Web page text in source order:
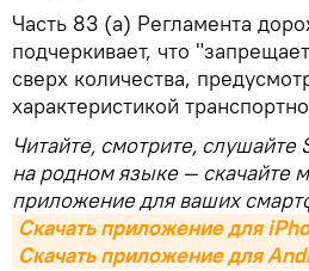
Часть 83 (а) Регламента
подчеркивает, что
сверх количества,
характеристикой
Читайте, смотрите,
на родном языке — скачайте
приложение для ваших
Скачать приложение для
Скачать приложение для